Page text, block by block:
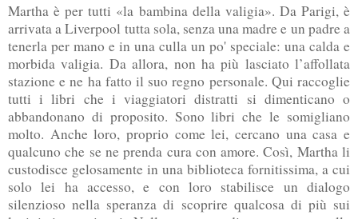
Martha è per tutti «la bambina della valigia». Da Parigi, è
arrivata a Liverpool tutta sola, senza una madre e un padre a
tenerla per mano e in una culla un po' speciale: una calda e
morbida valigia. Da allora, non ha più lasciato l’affollata
stazione e ne ha fatto il suo regno personale. Qui raccoglie
tutti i libri che i viaggiatori distratti si dimenticano o
abbandonano di proposito. Sono libri che le somigliano
molto. Anche loro, proprio come lei, cercano una casa e
qualcuno che se ne prenda cura con amore. Così, Martha li
custodisce gelosamente in una biblioteca fornitissima, a cui
solo lei ha accesso, e con loro stabilisce un dialogo
silenzioso nella speranza di scoprire qualcosa di più sui